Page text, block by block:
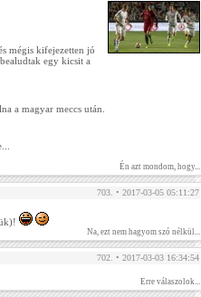
mégis kifejezetten jó
egy kicsit a
a magyar meccs után.
Én azt mondom, hogy...
703. • 2017-03-05 05:11:27
Na, ezt nem hagyom szó nélkül...
702. • 2017-03-03 16:34:54
Erre válaszolok...